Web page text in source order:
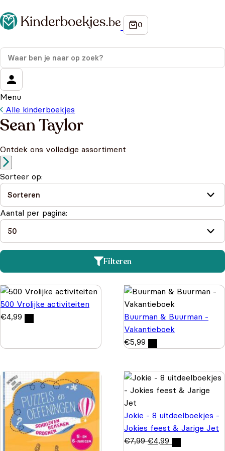
Menu
Alle kinderboekjes
Sean Taylor
Ontdek ons volledige assortiment
Sorteer op:
Aantal per pagina:
Filteren
500 Vrolijke activiteiten
€4,99
Buurman & Buurman -
Vakantieboek
€5,99
Jokie - 8 uitdeelboekjes -
Jokies feest & Jarige Jet
€7,99 €4,99